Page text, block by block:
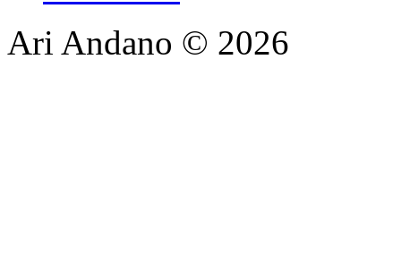
Ari Andano © 2026